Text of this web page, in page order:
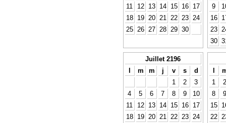
11
12 13 14 15 16
17
18
19 20 21 22 23
24
25
26 27 28 29 30
9
16
23
30
Juillet 2196
l
m m j v s
d
1
2
3
4
5 6 7 8 9
10
11
12 13 14 15 16
17
18
19 20 21 22 23
24
l
1
2
8
9
15
22